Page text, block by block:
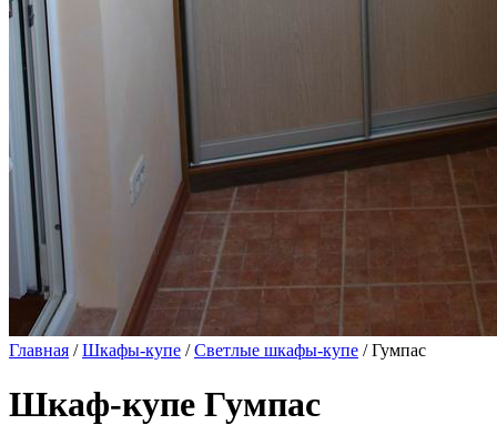
Главная /Шкафы-купе /Светлые шкафы-купе / Гумпас
Шкаф-купе Гумпас